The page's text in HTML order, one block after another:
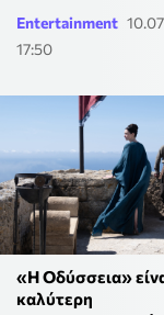
Entertainment
17:50
«Η Οδύσσεια»
καλύτερη